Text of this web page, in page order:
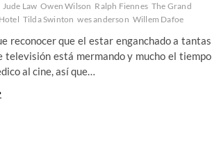
Jude Law Owen Wilson Ralph Fiennes The Grand
Tilda Swinton wes anderson Willem Dafoe
reconocer que el estar enganchado a tantas
televisión está mermando y mucho el tiempo
al cine, así que…